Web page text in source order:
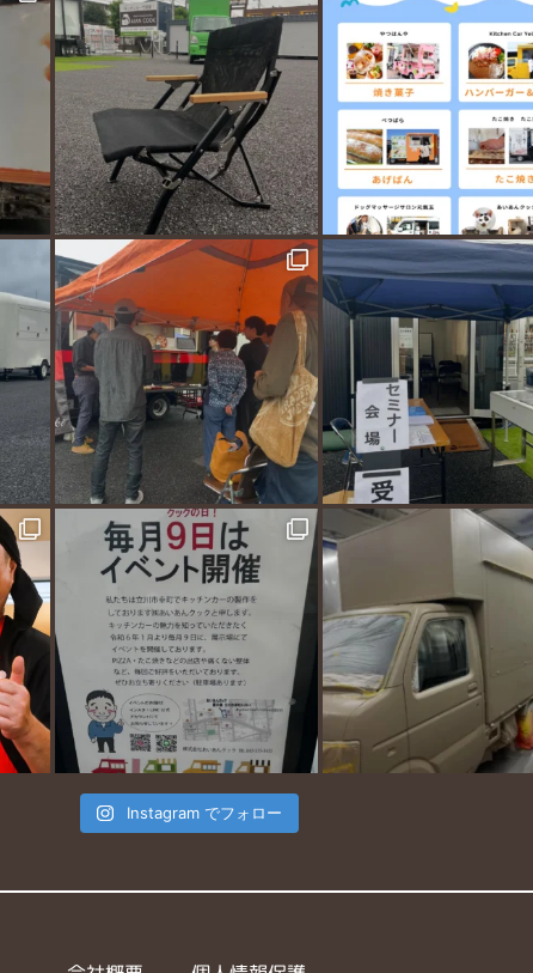
Instagram でフォロー